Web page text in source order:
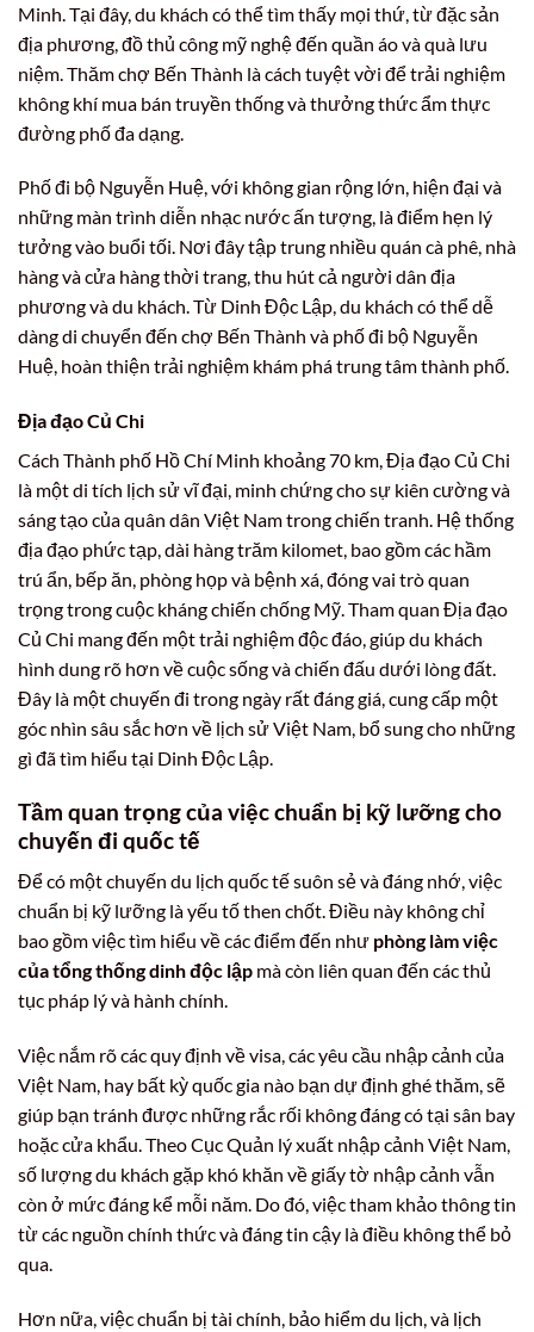
Minh. Tại đây, du khách có thể tìm thấy mọi thứ, từ đặc sản
địa phương, đồ thủ công mỹ nghệ đến quần áo và quà lưu
niệm. Thăm chợ Bến Thành là cách tuyệt vời để trải nghiệm
không khí mua bán truyền thống và thưởng thức ẩm thực
đường phố đa dạng.
Phố đi bộ Nguyễn Huệ, với không gian rộng lớn, hiện đại và
những màn trình diễn nhạc nước ấn tượng, là điểm hẹn lý
tưởng vào buổi tối. Nơi đây tập trung nhiều quán cà phê, nhà
hàng và cửa hàng thời trang, thu hút cả người dân địa
phương và du khách. Từ Dinh Độc Lập, du khách có thể dễ
dàng di chuyển đến chợ Bến Thành và phố đi bộ Nguyễn
Huệ, hoàn thiện trải nghiệm khám phá trung tâm thành phố.
Địa đạo Củ Chi
Cách Thành phố Hồ Chí Minh khoảng 70 km, Địa đạo Củ Chi
là một di tích lịch sử vĩ đại, minh chứng cho sự kiên cường và
sáng tạo của quân dân Việt Nam trong chiến tranh. Hệ thống
địa đạo phức tạp, dài hàng trăm kilomet, bao gồm các hầm
trú ẩn, bếp ăn, phòng họp và bệnh xá, đóng vai trò quan
trọng trong cuộc kháng chiến chống Mỹ. Tham quan Địa đạo
Củ Chi mang đến một trải nghiệm độc đáo, giúp du khách
hình dung rõ hơn về cuộc sống và chiến đấu dưới lòng đất.
Đây là một chuyến đi trong ngày rất đáng giá, cung cấp một
góc nhìn sâu sắc hơn về lịch sử Việt Nam, bổ sung cho những
gì đã tìm hiểu tại Dinh Độc Lập.
Tầm quan trọng của việc chuẩn bị kỹ lưỡng cho
chuyến đi quốc tế
Để có một chuyến du lịch quốc tế suôn sẻ và đáng nhớ, việc
chuẩn bị kỹ lưỡng là yếu tố then chốt. Điều này không chỉ
bao gồm việc tìm hiểu về các điểm đến như phòng làm việc
của tổng thống dinh độc lập mà còn liên quan đến các thủ
tục pháp lý và hành chính.
Việc nắm rõ các quy định về visa, các yêu cầu nhập cảnh của
Việt Nam, hay bất kỳ quốc gia nào bạn dự định ghé thăm, sẽ
giúp bạn tránh được những rắc rối không đáng có tại sân bay
hoặc cửa khẩu. Theo Cục Quản lý xuất nhập cảnh Việt Nam,
số lượng du khách gặp khó khăn về giấy tờ nhập cảnh vẫn
còn ở mức đáng kể mỗi năm. Do đó, việc tham khảo thông tin
từ các nguồn chính thức và đáng tin cậy là điều không thể bỏ
qua.
Hơn nữa, việc chuẩn bị tài chính, bảo hiểm du lịch, và lịch